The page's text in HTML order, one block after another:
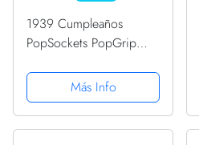
1939 Cumpleaños
PopSockets PopGrip
Más Info